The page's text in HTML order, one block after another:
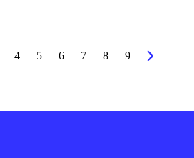
4 5 6 7 8 9